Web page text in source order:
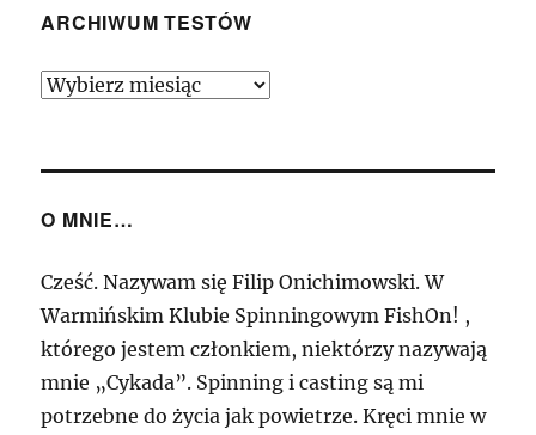
2,25m
70g
–
level”
ARCHIWUM TESTÓW
Archiwum
O MNIE…
Cześć. Nazywam się Filip Onichimowski. W
Warmińskim Klubie Spinningowym FishOn! ,
którego jestem członkiem, niektórzy nazywają
mnie „Cykada”. Spinning i casting są mi
potrzebne do życia jak powietrze. Kręci mnie w